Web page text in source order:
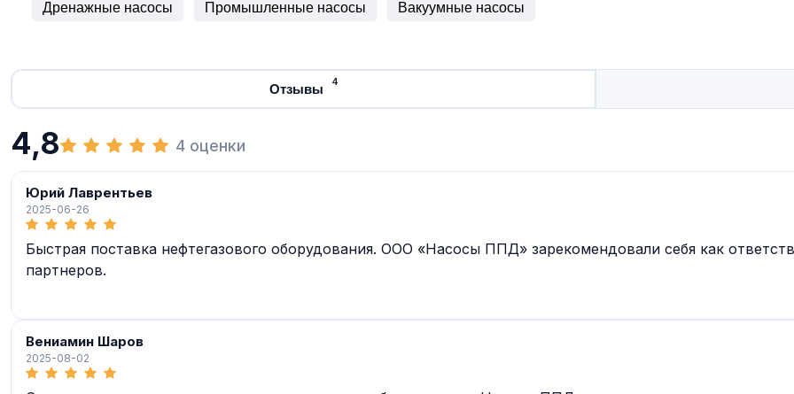
Дренажные насосы Промышленные насосы Вакуумные насосы
Отзывы 4
4,8 4 оценки
Юрий Лаврентьев
2025-06-26
Быстрая поставка нефтегазового оборудования. ООО «Насосы ППД» зарекомендовали себя как
партнеров.
Вениамин Шаров
2025-08-02